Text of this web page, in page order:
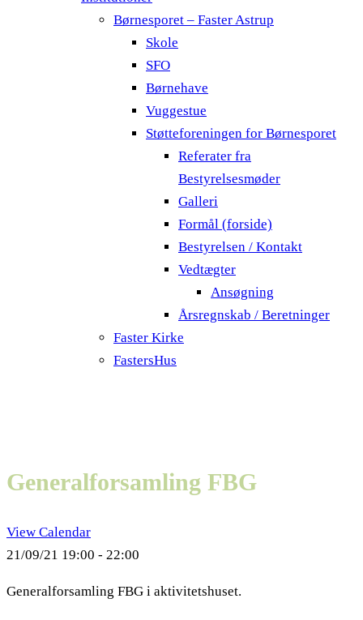
Børnesporet – Faster Astrup
Skole
SFO
Børnehave
Vuggestue
Støtteforeningen for Børnesporet
Referater fra
Bestyrelsesmøder
Galleri
Formål (forside)
Bestyrelsen / Kontakt
Vedtægter
Ansøgning
Årsregnskab / Beretninger
Faster Kirke
FastersHus
Generalforsamling FBG
View Calendar
21/09/21 19:00 - 22:00
Generalforsamling FBG i aktivitetshuset.